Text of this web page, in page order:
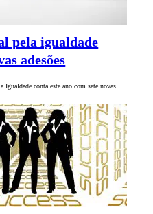
pela igualdade
adesões
Igualdade conta este ano com sete novas